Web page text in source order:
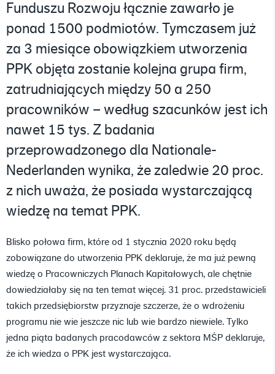
Funduszu Rozwoju łącznie zawarło je
ponad 1500 podmiotów. Tymczasem już
za 3 miesiące obowiązkiem utworzenia
PPK objęta zostanie kolejna grupa firm,
zatrudniających między 50 a 250
pracowników – według szacunków jest ich
nawet 15 tys. Z badania
przeprowadzonego dla Nationale-
Nederlanden wynika, że zaledwie 20 proc.
z nich uważa, że posiada wystarczającą
wiedzę na temat PPK.
Blisko połowa firm, które od 1 stycznia 2020 roku będą
zobowiązane do utworzenia PPK deklaruje, że ma już pewną
wiedzę o Pracowniczych Planach Kapitałowych, ale chętnie
dowiedziałaby się na ten temat więcej. 31 proc. przedstawicieli
takich przedsiębiorstw przyznaje szczerze, że o wdrożeniu
programu nie wie jeszcze nic lub wie bardzo niewiele. Tylko
jedna piąta badanych pracodawców z sektora MŚP deklaruje,
że ich wiedza o PPK jest wystarczająca.